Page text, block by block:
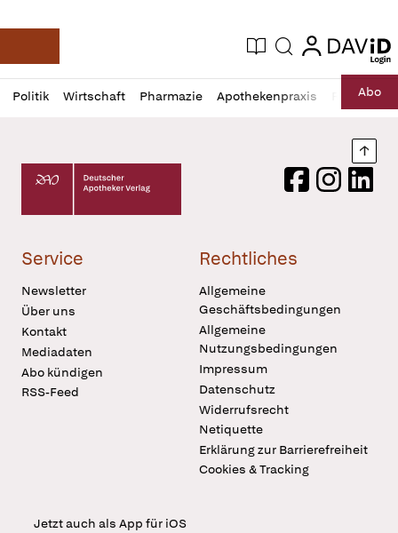
Deutsche Apotheker Zeitung
Aktuelle Ausgabe
Suche login
login
Politik Wirtschaft Pharmazie Apothekenpraxis RechtAbo
Profil
öffnen
Daz
Pur
Deutscher Apotheker Verlag Logo
FacebookInstagram
Service
Newsletter
Über uns
Kontakt
Mediadaten
Abo kündigen
RSS-Feed
Rechtliches
Allgemeine
Geschäftsbedingungen
Allgemeine
Nutzungsbedingungen
Impressum
Datenschutz
Widerrufsrecht
Netiquette
Erklärung zur Barrierefreiheit
Cookies & Tracking
Jetzt auch als App für iOS